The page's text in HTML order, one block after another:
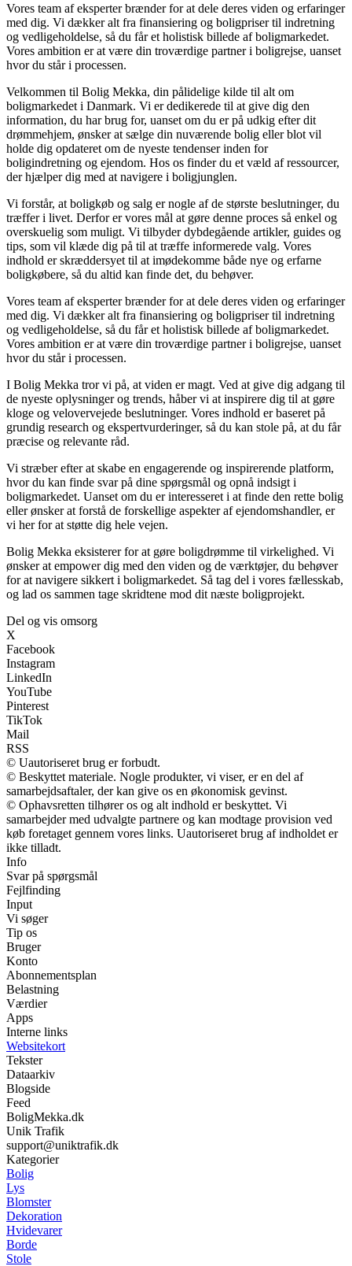
Vores team af eksperter brænder for at dele deres viden og erfaringer
med dig. Vi dækker alt fra finansiering og boligpriser til indretning
og vedligeholdelse, så du får et holistisk billede af boligmarkedet.
Vores ambition er at være din troværdige partner i boligrejse, uanset
hvor du står i processen.
Velkommen til Bolig Mekka, din pålidelige kilde til alt om
boligmarkedet i Danmark. Vi er dedikerede til at give dig den
information, du har brug for, uanset om du er på udkig efter dit
drømmehjem, ønsker at sælge din nuværende bolig eller blot vil
holde dig opdateret om de nyeste tendenser inden for
boligindretning og ejendom. Hos os finder du et væld af ressourcer,
der hjælper dig med at navigere i boligjunglen.
Vi forstår, at boligkøb og salg er nogle af de største beslutninger, du
træffer i livet. Derfor er vores mål at gøre denne proces så enkel og
overskuelig som muligt. Vi tilbyder dybdegående artikler, guides og
tips, som vil klæde dig på til at træffe informerede valg. Vores
indhold er skræddersyet til at imødekomme både nye og erfarne
boligkøbere, så du altid kan finde det, du behøver.
Vores team af eksperter brænder for at dele deres viden og erfaringer
med dig. Vi dækker alt fra finansiering og boligpriser til indretning
og vedligeholdelse, så du får et holistisk billede af boligmarkedet.
Vores ambition er at være din troværdige partner i boligrejse, uanset
hvor du står i processen.
I Bolig Mekka tror vi på, at viden er magt. Ved at give dig adgang til
de nyeste oplysninger og trends, håber vi at inspirere dig til at gøre
kloge og velovervejede beslutninger. Vores indhold er baseret på
grundig research og ekspertvurderinger, så du kan stole på, at du får
præcise og relevante råd.
Vi stræber efter at skabe en engagerende og inspirerende platform,
hvor du kan finde svar på dine spørgsmål og opnå indsigt i
boligmarkedet. Uanset om du er interesseret i at finde den rette bolig
eller ønsker at forstå de forskellige aspekter af ejendomshandler, er
vi her for at støtte dig hele vejen.
Bolig Mekka eksisterer for at gøre boligdrømme til virkelighed. Vi
ønsker at empower dig med den viden og de værktøjer, du behøver
for at navigere sikkert i boligmarkedet. Så tag del i vores fællesskab,
og lad os sammen tage skridtene mod dit næste boligprojekt.
Del og vis omsorg
X
Facebook
Instagram
LinkedIn
YouTube
Pinterest
TikTok
Mail
RSS
© Uautoriseret brug er forbudt.
© Beskyttet materiale. Nogle produkter, vi viser, er en del af
samarbejdsaftaler, der kan give os en økonomisk gevinst.
© Ophavsretten tilhører os og alt indhold er beskyttet. Vi
samarbejder med udvalgte partnere og kan modtage provision ved
køb foretaget gennem vores links. Uautoriseret brug af indholdet er
ikke tilladt.
Info
Svar på spørgsmål
Fejlfinding
Input
Vi søger
Tip os
Bruger
Konto
Abonnementsplan
Belastning
Værdier
Apps
Interne links
Websitekort
Tekster
Dataarkiv
Blogside
Feed
BoligMekka.dk
Unik Trafik
support@uniktrafik.dk
Kategorier
Bolig
Lys
Blomster
Dekoration
Hvidevarer
Borde
Stole